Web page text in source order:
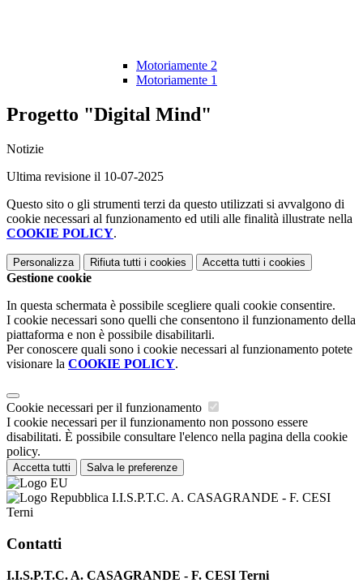
Motoriamente 2
Motoriamente 1
Progetto "Digital Mind"
Notizie
Ultima revisione il 10-07-2025
Questo sito o gli strumenti terzi da questo utilizzati si avvalgono di
cookie necessari al funzionamento ed utili alle finalità illustrate nella
COOKIE POLICY.
Personalizza Rifiuta tutti i cookies Accetta tutti i cookies
Gestione cookie
In questa schermata è possibile scegliere quali cookie consentire.
I cookie necessari sono quelli che consentono il funzionamento della
piattaforma e non è possibile disabilitarli.
Per conoscere quali sono i cookie necessari al funzionamento potete
visionare la COOKIE POLICY.
Cookie necessari per il funzionamento
I cookie necessari per il funzionamento non possono essere
disabilitati. È possibile consultare l'elenco nella pagina della cookie
policy.
Accetta tutti Salva le preferenze
I.I.S.P.T.C. A. CASAGRANDE - F. CESI
Terni
Contatti
I.I.S.P.T.C. A. CASAGRANDE - F. CESI Terni